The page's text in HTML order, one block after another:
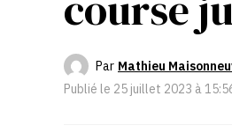
Par Mathieu
Publié le 25 juillet 2023 à